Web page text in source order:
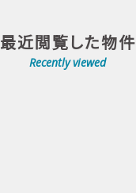
最近閲覧した物件
Recently viewed